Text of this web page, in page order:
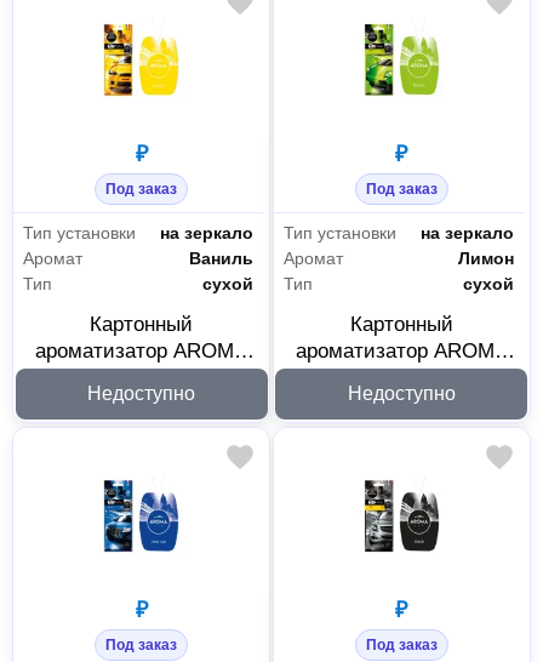
₽
Под заказ
Тип установки
на зеркало
Аромат
Ваниль
Тип
сухой
Картонный
ароматизатор AROMA
Недоступно
₽
Под заказ
Тип установки
на зеркало
Аромат
Лимон
Тип
сухой
Картонный
ароматизатор AROMA
Недоступно
₽
Под заказ
₽
Под заказ